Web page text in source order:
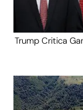
Trump Critica